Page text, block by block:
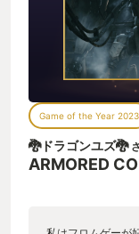
いキャラが多い事
た。 また、フロ
でした。 今回一
すが、もっと戦い
あるなら希望致し
Game of the Year 2023
🐉ドラゴンユズ🐉
ARMORED